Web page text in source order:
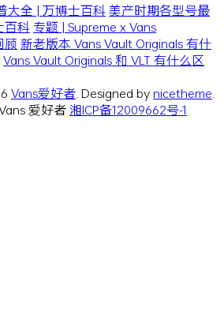
大全 | 万博士百科美产时期各型号最
百科 专题 | Supreme x Vans
顾 新老版本 Vans Vault Originals 有什
Vans Vault Originals 和 VLT 有什么区
Vans爱好者 . Designed bynicetheme
爱好者湘ICP备12009662号-1